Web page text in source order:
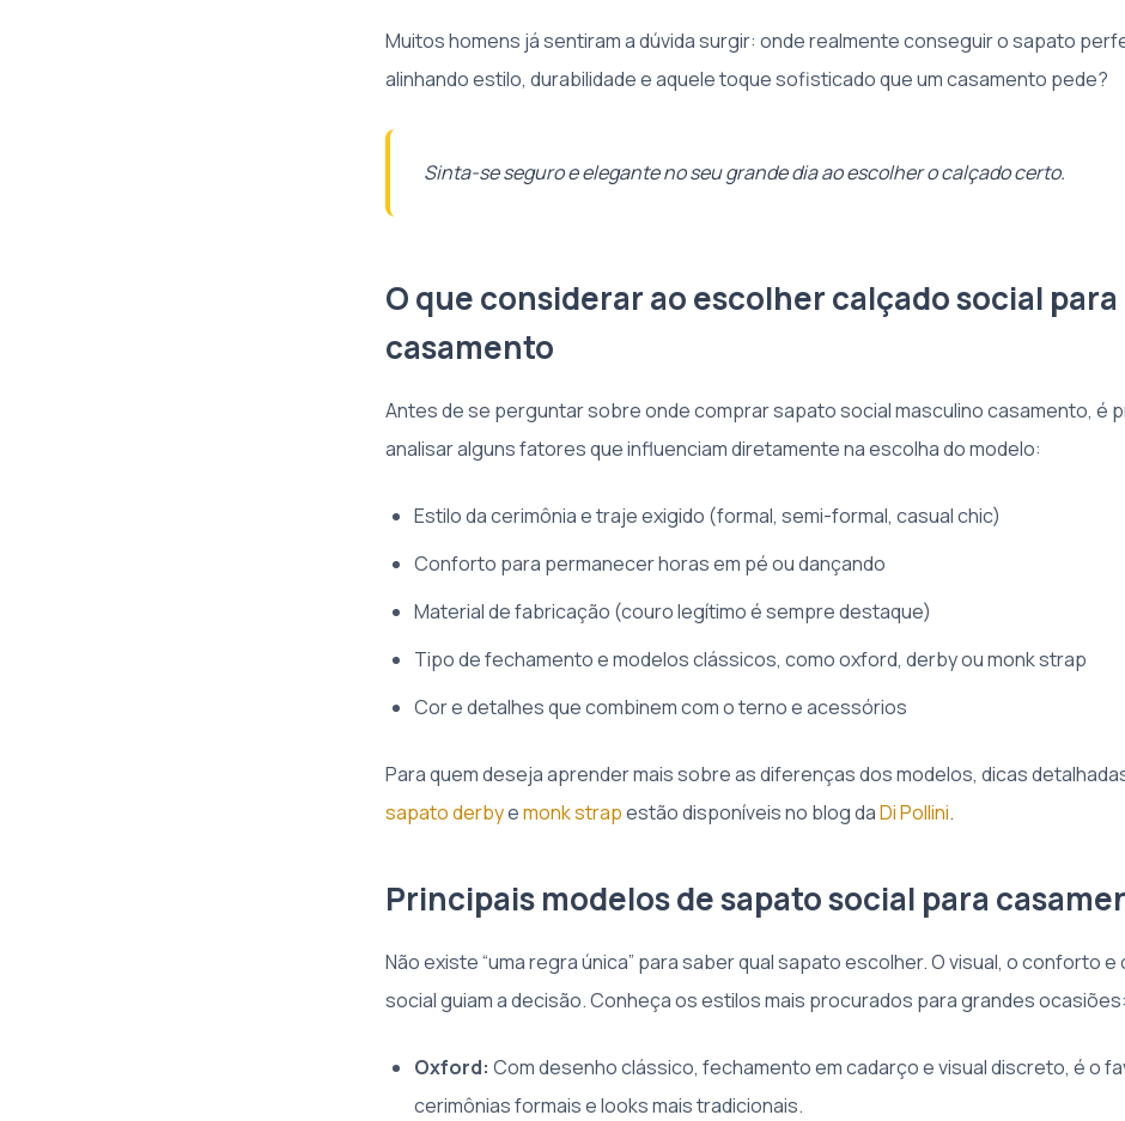
Muitos homens já sentiram a dúvida surgir: onde realmente conseguir o sapato
alinhando estilo, durabilidade e aquele toque sofisticado que um casamento pede?
Sinta-se seguro e elegante no seu grande dia ao escolher o calçado certo.
O que considerar ao escolher calçado social para
casamento
Antes de se perguntar sobre onde comprar sapato social masculino casamento, é
analisar alguns fatores que influenciam diretamente na escolha do modelo:
Estilo da cerimônia e traje exigido (formal, semi-formal, casual chic)
Conforto para permanecer horas em pé ou dançando
Material de fabricação (couro legítimo é sempre destaque)
Tipo de fechamento e modelos clássicos, como oxford, derby ou monk strap
Cor e detalhes que combinem com o terno e acessórios
Para quem deseja aprender mais sobre as diferenças dos modelos, dicas
sapato derbyemonk strapestão disponíveis no blog daDi Pollini.
Principais modelos de sapato social para
Não existe “uma regra única” para saber qual sapato escolher. O visual, o conforto
social guiam a decisão. Conheça os estilos mais procurados para grandes ocasiões:
Oxford: Com desenho clássico, fechamento em cadarço e visual discreto, é o
cerimônias formais e looks mais tradicionais.